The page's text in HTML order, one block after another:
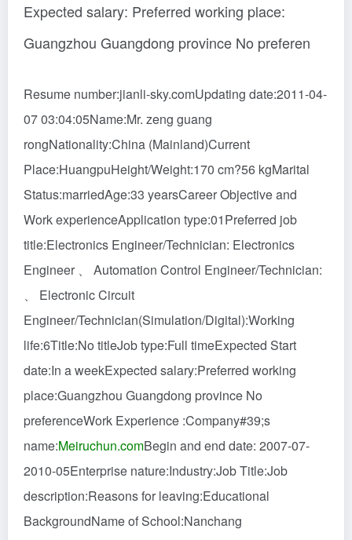
Expected salary: Preferred working place:
Guangzhou Guangdong province No preferen
Resume number:jianli-sky.comUpdating date:2011-04-
07 03:04:05Name:Mr. zeng guang
rongNationality:China (Mainland)Current
Place:HuangpuHeight/Weight:170 cm?56 kgMarital
Status:marriedAge:33 yearsCareer Objective and
Work experienceApplication type:01Preferred job
title:Electronics Engineer/Technician: Electronics
Engineer 、 Automation Control Engineer/Technician:
、 Electronic Circuit
Engineer/Technician(Simulation/Digital):Working
life:6Title:No titleJob type:Full timeExpected Start
date:In a weekExpected salary:Preferred working
place:Guangzhou Guangdong province No
preferenceWork Experience :Company#39;s
name:Meiruchun.comBegin and end date: 2007-07-
2010-05Enterprise nature:Industry:Job Title:Job
description:Reasons for leaving:Educational
BackgroundName of School:Nanchang